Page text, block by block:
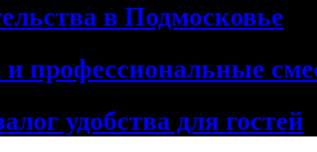
в Подмосковье
профессиональные
удобства для гостей